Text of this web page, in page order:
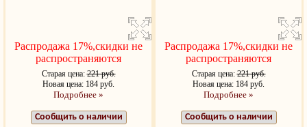
Распродажа 17%,скидки не
распространяются
Старая цена:221 руб.
Новая цена: 184 руб.
Подробнее »
Сообщить о наличии
Распродажа 17%,скидки не
распространяются
Старая цена:221 руб.
Новая цена: 184 руб.
Подробнее »
Сообщить о наличии